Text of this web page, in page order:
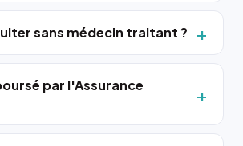
sans médecin traitant ?
par l'Assurance